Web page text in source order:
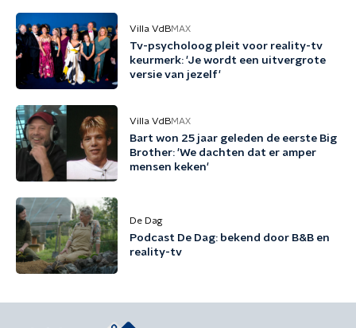
Villa VdBMAX
Tv-psycholoog pleit voor reality-tv
keurmerk: 'Je wordt een uitvergrote
versie van jezelf'
Villa VdBMAX
Bart won 25 jaar geleden de eerste Big
Brother: 'We dachten dat er amper
mensen keken'
De Dag
Podcast De Dag: bekend door B&B en
reality-tv